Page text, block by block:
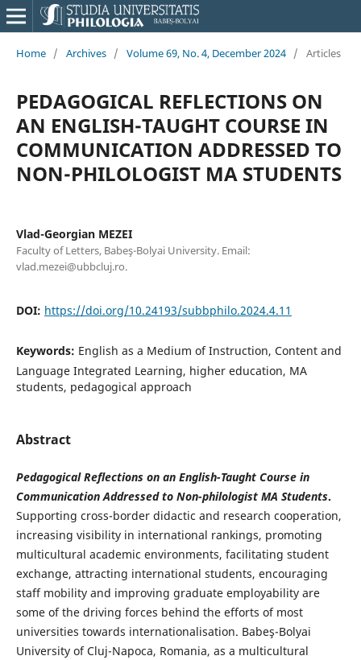
Home / Archives / Volume 69, No. 4, December 2024 / Articles
PEDAGOGICAL REFLECTIONS ON
AN ENGLISH-TAUGHT COURSE IN
COMMUNICATION ADDRESSED TO
NON-PHILOLOGIST MA STUDENTS
Vlad-Georgian MEZEI
Faculty of Letters, Babeş-Bolyai University. Email:
vlad.mezei@ubbcluj.ro.
DOI: https://doi.org/10.24193/subbphilo.2024.4.11
Keywords: English as a Medium of Instruction, Content and
Language Integrated Learning, higher education, MA
students, pedagogical approach
Abstract
Pedagogical Reflections on an English-Taught Course in
Communication Addressed to Non-philologist MA Students.
Supporting cross-border didactic and research cooperation,
increasing visibility in international rankings, promoting
multicultural academic environments, facilitating student
exchange, attracting international students, encouraging
staff mobility and improving graduate employability are
some of the driving forces behind the efforts of most
universities towards internationalisation. Babeş-Bolyai
University of Cluj-Napoca, Romania, as a multicultural